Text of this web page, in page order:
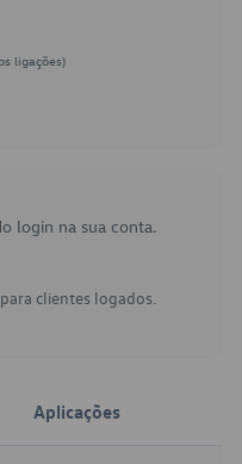
ligações)
login na sua conta.
clientes logados.
Aplicações